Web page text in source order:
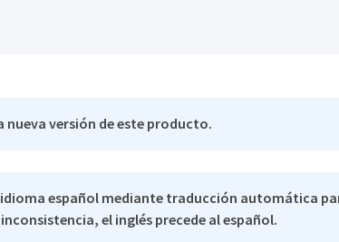
nueva versión de este producto.
español mediante traducción automática
el inglés precede al español.